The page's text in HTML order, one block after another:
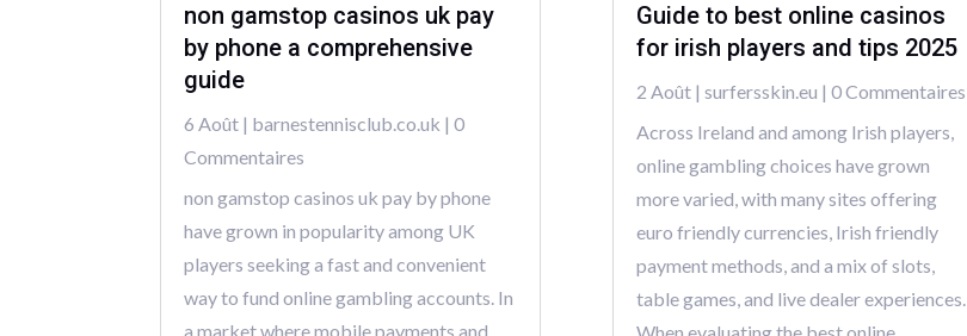
non gamstop casinos uk pay
by phone a comprehensive
guide
6 Août | barnestennisclub.co.uk | 0
Commentaires
non gamstop casinos uk pay by phone
have grown in popularity among UK
players seeking a fast and convenient
way to fund online gambling accounts. In
a market where mobile payments and
Guide to best online casinos
for irish players and tips 2025
2 Août| surfersskin.eu | 0 Commentaires
Across Ireland and among Irish players,
online gambling choices have grown
more varied, with many sites offering
euro friendly currencies, Irish friendly
payment methods, and a mix of slots,
table games, and live dealer experiences.